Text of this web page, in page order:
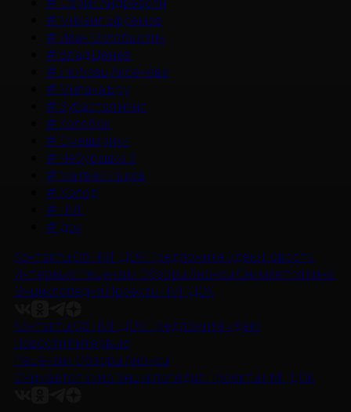
# Михаил Ефремов
# Иван Охлобыстин
# Влад Ценев
#Любовь Аксенова
# Милана Бру
#Зубастая няня
# Колобок
# Смешарики
# Чебурашка 3
# Матвей Лыков
#Холод
# НМГ
# док
Контакты Об НМГ ДОКПредложите идею Новости
Интервью Рецензии ОбзорыАнонсы Снимается кино
Энциклопедия Проекты НМГ ДОК
Контакты Об НМГ ДОКПредложите идею
Новости Интервью
Рецензии ОбзорыАнонсы
Снимается кино Энциклопедия Проекты НМГ ДОК